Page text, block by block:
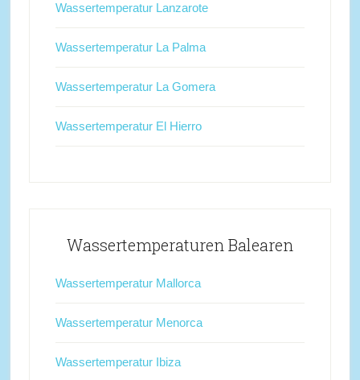
Wassertemperatur Lanzarote
Wassertemperatur La Palma
Wassertemperatur La Gomera
Wassertemperatur El Hierro
Wassertemperaturen Balearen
Wassertemperatur Mallorca
Wassertemperatur Menorca
Wassertemperatur Ibiza